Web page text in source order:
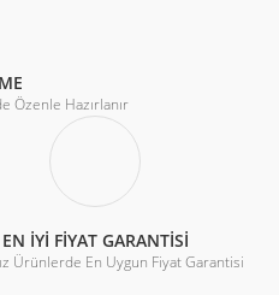
Özenle Hazırlanır
EN İYİ FİYAT GARANTİSİ
Ürünlerde En Uygun Fiyat Garantisi